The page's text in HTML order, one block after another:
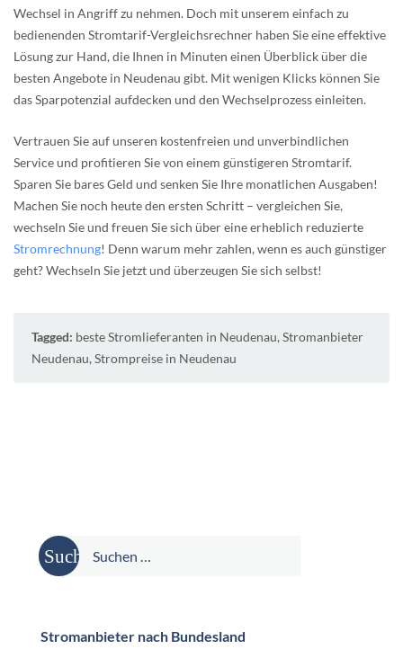
Wechsel in Angriff zu nehmen. Doch mit unserem einfach zu
bedienenden Stromtarif-Vergleichsrechner haben Sie eine effektive
Lösung zur Hand, die Ihnen in Minuten einen Überblick über die
besten Angebote in Neudenau gibt. Mit wenigen Klicks können Sie
das Sparpotenzial aufdecken und den Wechselprozess einleiten.
Vertrauen Sie auf unseren kostenfreien und unverbindlichen
Service und profitieren Sie von einem günstigeren Stromtarif.
Sparen Sie bares Geld und senken Sie Ihre monatlichen Ausgaben!
Machen Sie noch heute den ersten Schritt – vergleichen Sie,
wechseln Sie und freuen Sie sich über eine erheblich reduzierte
Stromrechnung! Denn warum mehr zahlen, wenn es auch günstiger
geht? Wechseln Sie jetzt und überzeugen Sie sich selbst!
Tagged: beste Stromlieferanten in Neudenau, Stromanbieter
Neudenau, Strompreise in Neudenau
Suche
nach:
Stromanbieter nach Bundesland